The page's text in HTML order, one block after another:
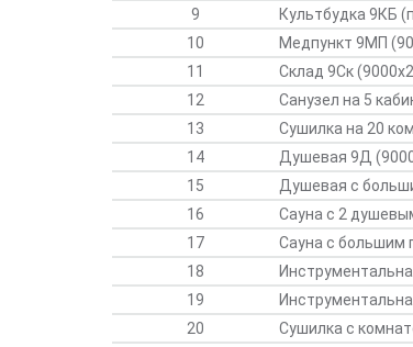
9
Культбудка 9КБ
10
Медпункт 9МП
11
Склад 9Ск
12
Санузел на 5
13
Сушилка на 20
14
Душевая 9Д
15
Душевая с
16
Сауна с 2
17
Сауна с большим
18
19
20
Сушилка с